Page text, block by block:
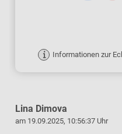
Informationen zur
Lina Dimova
am 19.09.2025, 10:56:37 Uhr